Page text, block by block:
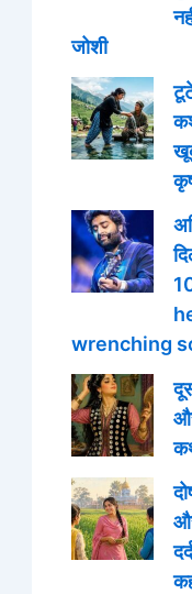
जोशी
wrenching